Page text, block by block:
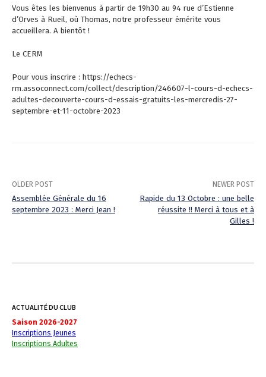
Vous êtes les bienvenus à partir de 19h30 au 94 rue d’Estienne
d’Orves à Rueil, où Thomas, notre professeur émérite vous
accueillera. A bientôt !
Le CERM
Pour vous inscrire : https://echecs-
rm.assoconnect.com/collect/description/246607-l-cours-d-echecs-
adultes-decouverte-cours-d-essais-gratuits-les-mercredis-27-
septembre-et-11-octobre-2023
P
n
a
v
OLDER POST
Assemblée Générale du 16
septembre 2023 : Merci Jean !
NEWER POST
Rapide du 13 Octobre : une belle
réussite !! Merci à tous et à
Gilles !
ACTUALITÉ DU CLUB
Saison 2026-2027
Inscriptions Jeunes
Inscriptions Adultes